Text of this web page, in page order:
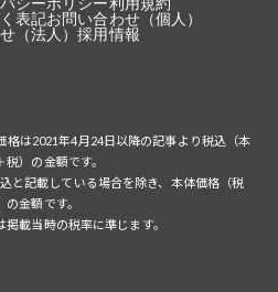
表記お問い合わせ（個人）
（法人）採用情報
は2021年4月24日以降の記事より税込（本
税）の金額です。
と記載している場合を除き、本体価格（税
の金額です。
載当時の税率に準じます。